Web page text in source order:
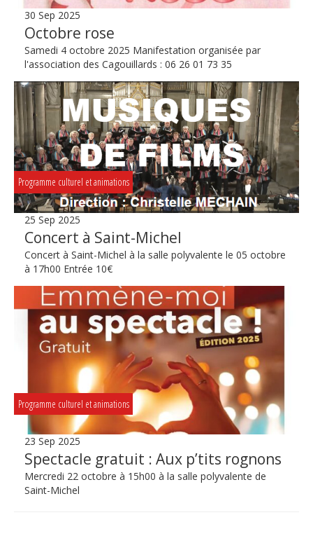
30 Sep 2025
Octobre rose
Samedi 4 octobre 2025 Manifestation organisée par
l'association des Cagouillards : 06 26 01 73 35
Programme culturel et animations
25 Sep 2025
Concert à Saint-Michel
Concert à Saint-Michel à la salle polyvalente le 05 octobre
à 17h00 Entrée 10€
Programme culturel et animations
23 Sep 2025
Spectacle gratuit : Aux p’tits rognons
Mercredi 22 octobre à 15h00 à la salle polyvalente de
Saint-Michel